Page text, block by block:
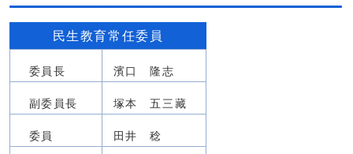
民生教育常任委員
委員長 濱口 隆志
副委員長 塚本 五三藏
委員 田井 稔